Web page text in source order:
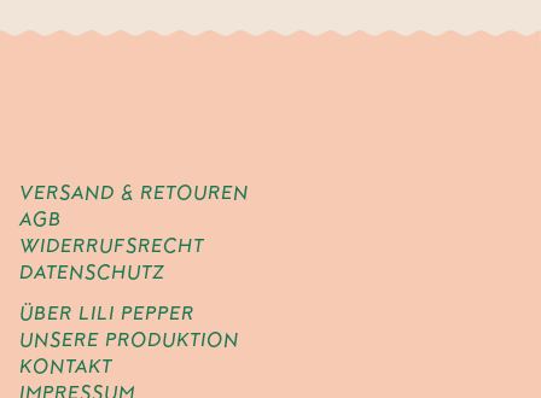
VERSAND & RETOUREN
AGB
WIDERRUFSRECHT
DATENSCHUTZ
ÜBER LILI PEPPER
UNSERE PRODUKTION
KONTAKT
IMPRESSUM